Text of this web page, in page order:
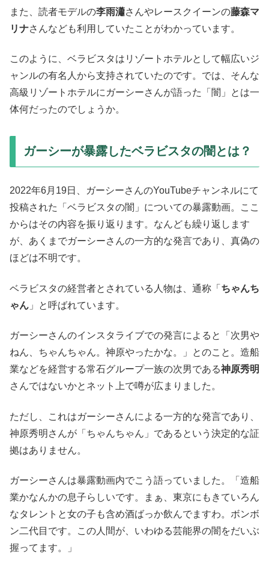
また、読者モデルの李雨瀟さんやレースクイーンの藤森マ
リナさんなども利用していたことがわかっています。
このように、ベラビスタはリゾートホテルとして幅広いジ
ャンルの有名人から支持されていたのです。では、そんな
高級リゾートホテルにガーシーさんが語った「闇」とは一
体何だったのでしょうか。
ガーシーが暴露したベラビスタの闇とは？
2022年6月19日、ガーシーさんのYouTubeチャンネルにて
投稿された「ベラビスタの闇」についての暴露動画。ここ
からはその内容を振り返ります。なんども繰り返します
が、あくまでガーシーさんの一方的な発言であり、真偽の
ほどは不明です。
ベラビスタの経営者とされている人物は、通称「 ちゃんち
ゃん 」と呼ばれています。
ガーシーさんのインスタライブでの発言によると「次男や
ねん、ちゃんちゃん。神原やったかな。」とのこと。造船
業などを経営する常石グループ一族の次男である神原秀明
さんではないかとネット上で噂が広まりました。
ただし、これはガーシーさんによる一方的な発言であり、
神原秀明さんが「ちゃんちゃん」であるという決定的な証
拠はありません。
ガーシーさんは暴露動画内でこう語っていました。「造船
業かなんかの息子らしいです。まぁ、東京にもきていろん
なタレントと女の子も含め酒ばっか飲んでますわ。ボンボ
ン二代目です。この人間が、いわゆる芸能界の闇をだいぶ
握ってます。」